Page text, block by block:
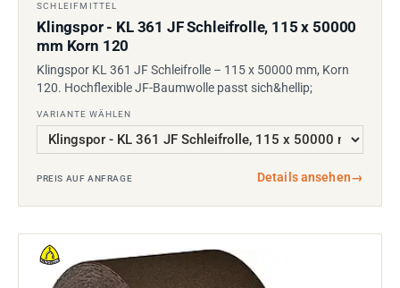
SCHLEIFMITTEL
Klingspor - KL 361 JF Schleifrolle, 115 x 50000
mm Korn 120
Klingspor KL 361 JF Schleifrolle – 115 x 50000 mm, Korn
120. Hochflexible JF-Baumwolle passt sich&hellip;
VARIANTE WÄHLEN
PREIS AUF ANFRAGE Details ansehen→